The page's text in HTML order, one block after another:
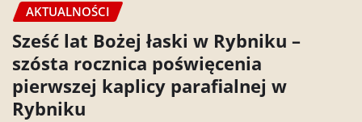
AKTUALNOŚCI
Sześć lat Bożej łaski w Rybniku –
szósta rocznica poświęcenia
pierwszej kaplicy parafialnej w
Rybniku